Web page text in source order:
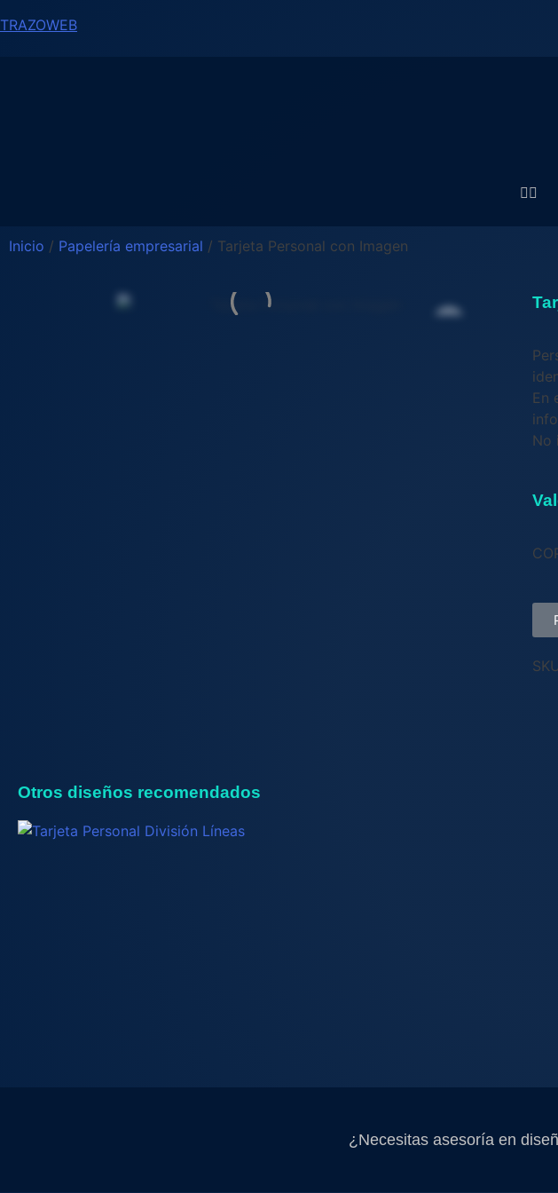
TRAZOWEB
Inicio / Papelería empresarial / Tarjeta Personal con Imagen
En
No
SKU
Otros diseños recomendados
¿Necesitas asesoría en